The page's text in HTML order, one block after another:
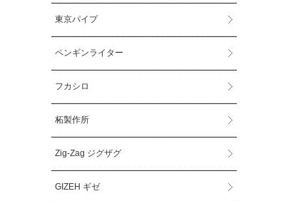
東京パイプ
ペンギンライター
フカシロ
柘製作所
Zig-Zag ジグザグ
GIZEH ギゼ